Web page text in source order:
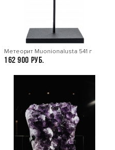
Метеорит Muonionalusta 541 г
162 900